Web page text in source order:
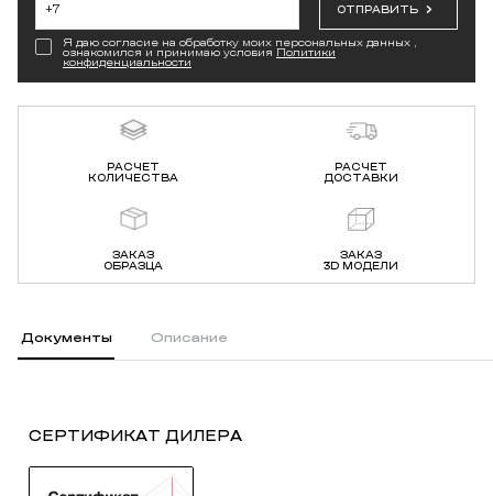
ОТПРАВИТЬ
Я даю согласие на обработку моих персональных данных ,
ознакомился и принимаю условия Политики
конфиденциальности
РАСЧЕТ
КОЛИЧЕСТВА
РАСЧЕТ
ДОСТАВКИ
ЗАКАЗ
ОБРАЗЦА
ЗАКАЗ
3D МОДЕЛИ
Документы Описание
СЕРТИФИКАТ ДИЛЕРА